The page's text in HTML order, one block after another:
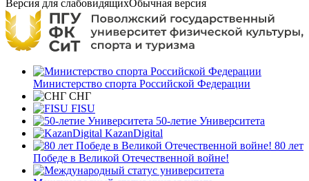
Версия для слабовидящихОбычная версия
Министерство спорта Российской Федерации
СНГ
FISU
50-летие Университета
KazanDigital
80 лет
Победе в Великой Отечественной войне!